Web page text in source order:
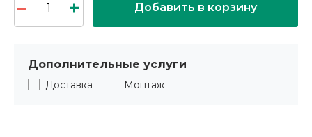
Добавить в корзину
Дополнительные услуги
Доставка Монтаж